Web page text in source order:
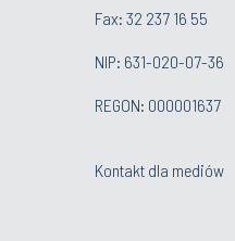
Fax: 32 237 16 55
NIP: 631-020-07-36
REGON: 000001637
Kontakt dla mediów